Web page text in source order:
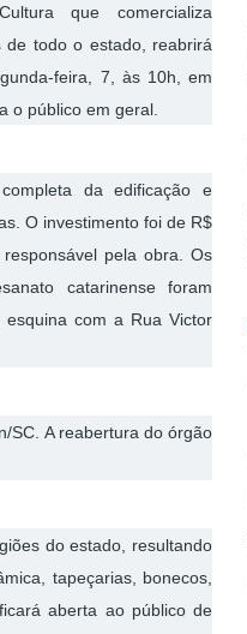
que comercializa
todo o estado, reabrirá
feira, 7, às 10h, em
o público em geral.
da edificação e
O investimento foi de R$
pela obra. Os
catarinense foram
esquina com a Rua Victor
SC. A reabertura do órgão
do estado, resultando
tapeçarias, bonecos,
aberta ao público de